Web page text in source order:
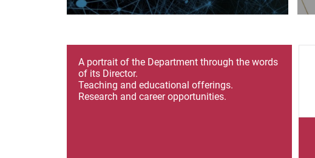
A portrait of the Department through the words
of its Director.
Teaching and educational offerings.
Research and career opportunities.